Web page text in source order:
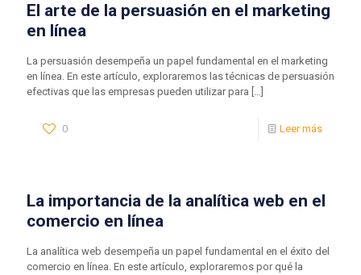
El arte de la persuasión en el marketing
en línea
La persuasión desempeña un papel fundamental en el marketing
en línea. En este artículo, exploraremos las técnicas de persuasión
efectivas que las empresas pueden utilizar para […]
0 Leer más
La importancia de la analítica web en el
comercio en línea
La analítica web desempeña un papel fundamental en el éxito del
comercio en línea. En este artículo, exploraremos por qué la